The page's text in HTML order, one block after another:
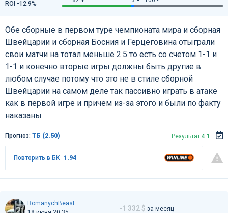
ROI -12.9%
Обе сборные в первом туре чемпионата мира и сборная
Швейцарии и сборная Босния и Герцеговина отыграли
свои матчи на тотал меньше 2.5 то есть со счетом 1-1 и
1-1 и конечно вторые игры должны быть другие в
любом случае потому что это не в стиле сборной
Швейцарии на самом деле так пассивно играть в атаке
как в первой игре и причем из-за этого и были по факту
наказаны
Прогноз: ТБ (2.50) Результат 4:1
Повторить в БК 1.94
RomanychBeast
-1 332 $ за месяц